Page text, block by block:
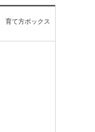
育て方ボックス